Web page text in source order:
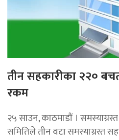
तीन सहकारीका २२०
रकम
२५ साउन, काठमाडाैं ।
समितिले तीन वटा समस्याग्रस्त